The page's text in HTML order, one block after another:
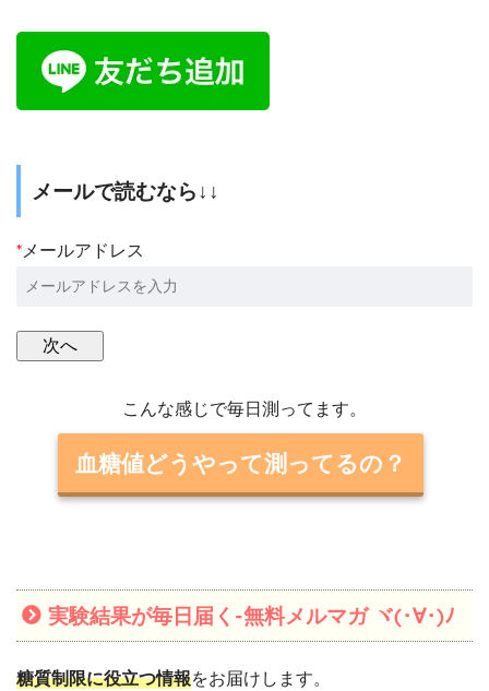
メールで読むなら↓↓
* メールアドレス
こんな感じで毎日測ってます。
血糖値どうやって測ってるの？
実験結果が毎日届く-無料メルマガ ヾ(･∀･)ﾉ
糖質制限に役立つ情報をお届けします。